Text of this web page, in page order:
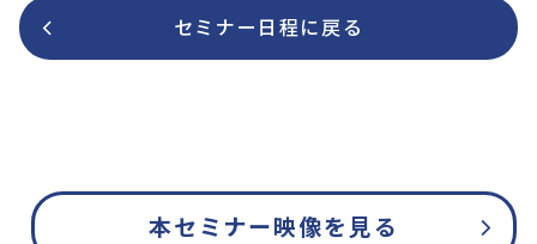
セミナー日程に戻る
本セミナー映像を見る